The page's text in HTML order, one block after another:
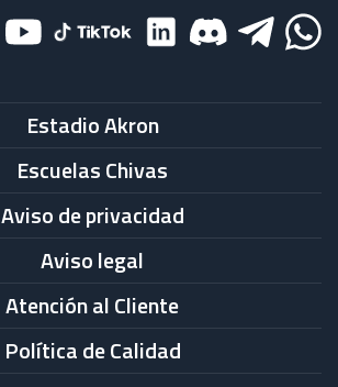
Estadio Akron
Escuelas Chivas
Aviso de privacidad
Aviso legal
Atención al Cliente
Política de Calidad